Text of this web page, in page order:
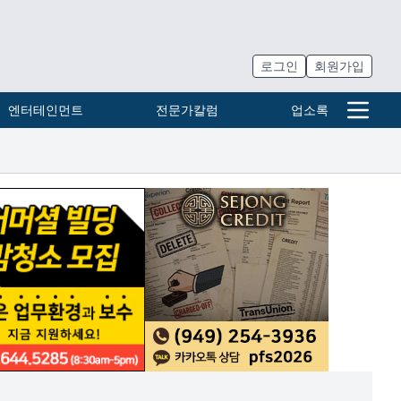
로그인 회원가입
엔터테인먼트 전문가칼럼 업소록